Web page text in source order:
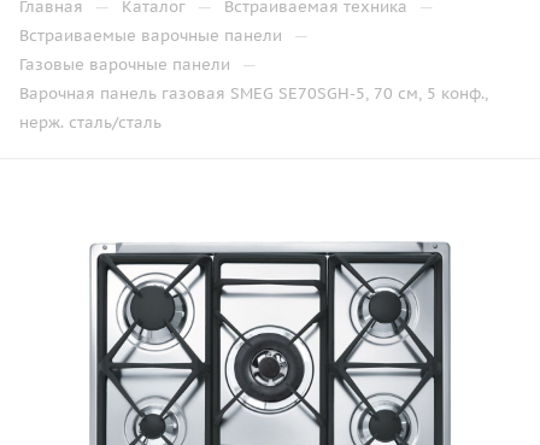
Главная — Каталог — Встраиваемая техника —
Встраиваемые варочные панели —
Газовые варочные панели —
Варочная панель газовая SMEG SE70SGH-5, 70 см, 5 конф.,
нерж. сталь/сталь